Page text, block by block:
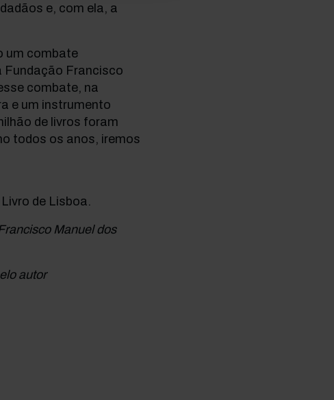
e, com ela, a
um combate
Fundação Francisco
combate, na
e um instrumento
de livros foram
todos os anos, iremos
de Lisboa.
Manuel dos
autor